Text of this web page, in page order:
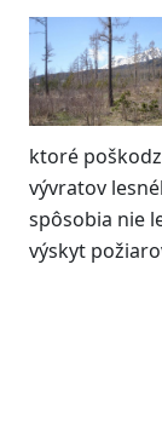
ktoré
vývratov
spôsobia nie
výskyt